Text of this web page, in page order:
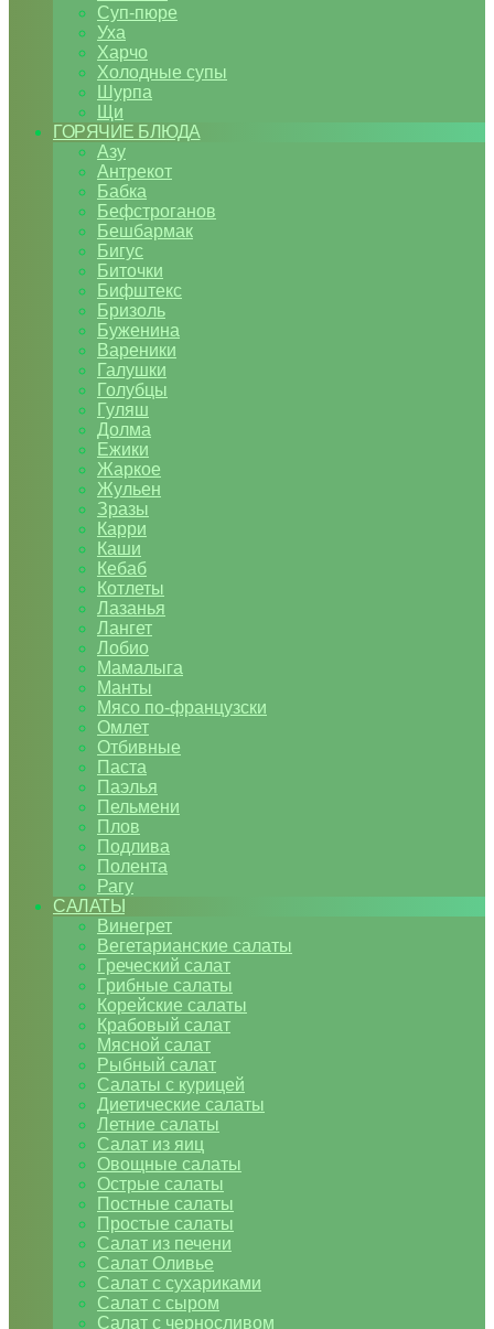
Суп-пюре
Уха
Харчо
Холодные супы
Шурпа
Щи
ГОРЯЧИЕ БЛЮДА
Азу
Антрекот
Бабка
Бефстроганов
Бешбармак
Бигус
Биточки
Бифштекс
Бризоль
Буженина
Вареники
Галушки
Голубцы
Гуляш
Долма
Ежики
Жаркое
Жульен
Зразы
Карри
Каши
Кебаб
Котлеты
Лазанья
Лангет
Лобио
Мамалыга
Манты
Мясо по-французски
Омлет
Отбивные
Паста
Паэлья
Пельмени
Плов
Подлива
Полента
Рагу
САЛАТЫ
Винегрет
Вегетарианские салаты
Греческий салат
Грибные салаты
Корейские салаты
Крабовый салат
Мясной салат
Рыбный салат
Салаты с курицей
Диетические салаты
Летние салаты
Салат из яиц
Овощные салаты
Острые салаты
Постные салаты
Простые салаты
Салат из печени
Салат Оливье
Салат с сухариками
Салат с сыром
Салат с черносливом